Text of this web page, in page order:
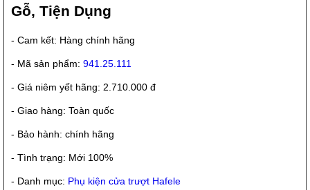
Gỗ, Tiện Dụng
- Cam kết: Hàng chính hãng
- Mã sản phẩm: 941.25.111
- Giá niêm yết hãng: 2.710.000 đ
- Giao hàng: Toàn quốc
- Bảo hành: chính hãng
- Tình trạng: Mới 100%
- Danh mục: Phụ kiện cửa trượt Hafele